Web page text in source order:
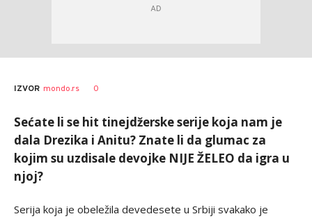
IZVOR mondo.rs 0
Sećate li se hit tinejdžerske serije koja nam je
dala Drezika i Anitu? Znate li da glumac za
kojim su uzdisale devojke NIJE ŽELEO da igra u
njoj?
Serija koja je obeležila devedesete u Srbiji svakako je